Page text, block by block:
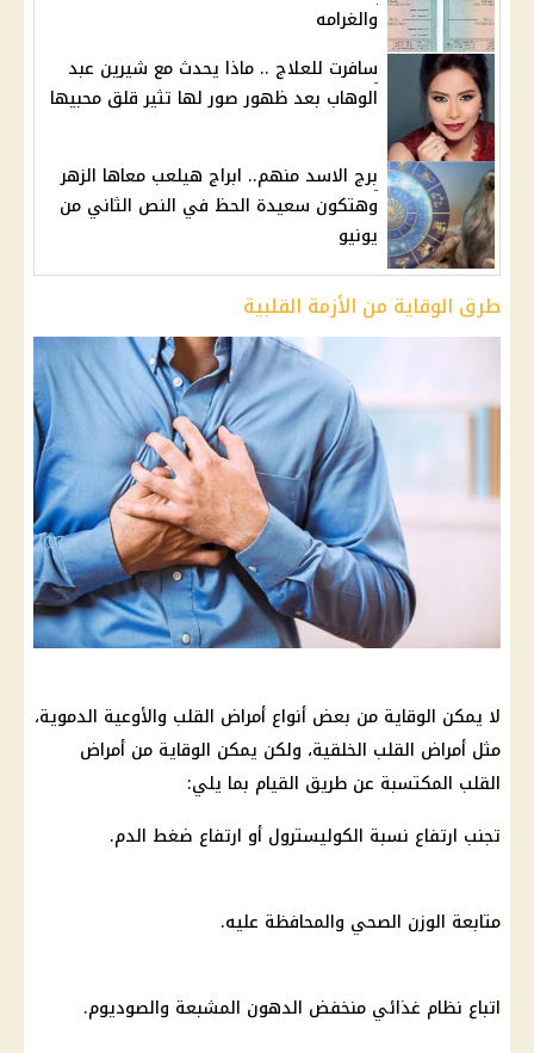
والغرامه
سافرت للعلاج .. ماذا يحدث مع شيرين عبد
الوهاب بعد ظهور صور لها تثير قلق محبيها
برج الاسد منهم.. ابراج هيلعب معاها الزهر
وهتكون سعيدة الحظ في النص الثاني من
يونيو
طرق الوقاية من الأزمة القلبية
لا يمكن الوقاية من بعض أنواع أمراض القلب والأوعية الدموية،
مثل أمراض القلب الخلقية، ولكن يمكن الوقاية من أمراض
القلب المكتسبة عن طريق القيام بما يلي:
تجنب ارتفاع نسبة الكوليسترول أو ارتفاع ضغط الدم.
متابعة الوزن الصحي والمحافظة عليه.
اتباع نظام غذائي منخفض الدهون المشبعة والصوديوم.